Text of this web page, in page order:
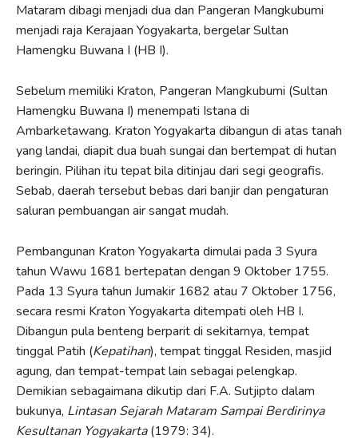
Mataram dibagi menjadi dua dan Pangeran Mangkubumi
menjadi raja Kerajaan Yogyakarta, bergelar Sultan
Hamengku Buwana I (HB I).
Sebelum memiliki Kraton, Pangeran Mangkubumi (Sultan
Hamengku Buwana I) menempati Istana di
Ambarketawang. Kraton Yogyakarta dibangun di atas tanah
yang landai, diapit dua buah sungai dan bertempat di hutan
beringin. Pilihan itu tepat bila ditinjau dari segi geografis.
Sebab, daerah tersebut bebas dari banjir dan pengaturan
saluran pembuangan air sangat mudah.
Pembangunan Kraton Yogyakarta dimulai pada 3 Syura
tahun Wawu 1681 bertepatan dengan 9 Oktober 1755.
Pada 13 Syura tahun Jumakir 1682 atau 7 Oktober 1756,
secara resmi Kraton Yogyakarta ditempati oleh HB I.
Dibangun pula benteng berparit di sekitarnya, tempat
tinggal Patih (Kepatihan), tempat tinggal Residen, masjid
agung, dan tempat-tempat lain sebagai pelengkap.
Demikian sebagaimana dikutip dari F.A. Sutjipto dalam
bukunya, Lintasan Sejarah Mataram Sampai Berdirinya
Kesultanan Yogyakarta(1979: 34).